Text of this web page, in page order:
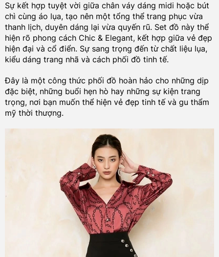
Sự kết hợp tuyệt vời giữa chân váy dáng midi hoặc bút
chì cùng áo lụa, tạo nên một tổng thể trang phục vừa
thanh lịch, duyên dáng lại vừa quyến rũ. Set đồ này thể
hiện rõ phong cách Chic & Elegant, kết hợp giữa vẻ đẹp
hiện đại và cổ điển. Sự sang trọng đến từ chất liệu lụa,
kiểu dáng trang nhã và cách phối đồ tinh tế.
Đây là một công thức phối đồ hoàn hảo cho những dịp
đặc biệt, những buổi hẹn hò hay những sự kiện trang
trọng, nơi bạn muốn thể hiện vẻ đẹp tinh tế và gu thẩm
mỹ thời thượng.